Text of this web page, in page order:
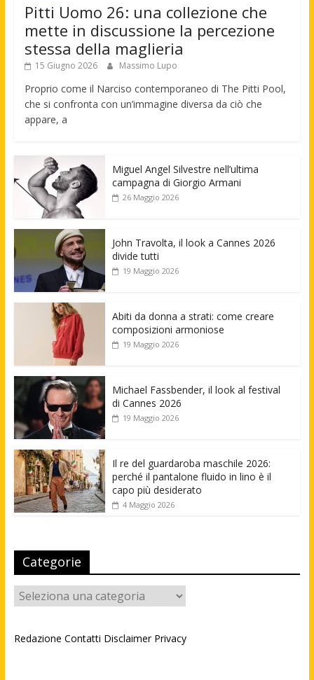
Pitti Uomo 26: una collezione che
mette in discussione la percezione
stessa della maglieria
15 Giugno 2026 Massimo Lupo
Proprio come il Narciso contemporaneo di The Pitti Pool,
che si confronta con un’immagine diversa da ciò che
appare, a
Miguel Angel Silvestre nell’ultima
campagna di Giorgio Armani
26 Maggio 2026
John Travolta, il look a Cannes 2026
divide tutti
19 Maggio 2026
Abiti da donna a strati: come creare
composizioni armoniose
19 Maggio 2026
Michael Fassbender, il look al festival
di Cannes 2026
19 Maggio 2026
Il re del guardaroba maschile 2026:
perché il pantalone fluido in lino è il
capo più desiderato
4 Maggio 2026
Categorie
Categorie
Redazione Contatti Disclaimer Privacy